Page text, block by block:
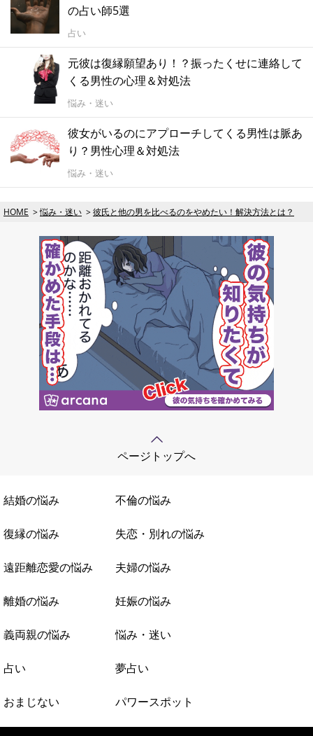
の占い師5選
占い
元彼は復縁願望あり！？振ったくせに連絡して
くる男性の心理＆対処法
悩み・迷い
彼女がいるのにアプローチしてくる男性は脈あ
り？男性心理＆対処法
悩み・迷い
HOME 悩み・迷い 彼氏と他の男を比べるのをやめたい！解決方法とは？
ページトップへ
結婚の悩み 不倫の悩み
復縁の悩み 失恋・別れの悩み
遠距離恋愛の悩み 夫婦の悩み
離婚の悩み 妊娠の悩み
義両親の悩み 悩み・迷い
占い 夢占い
おまじない パワースポット